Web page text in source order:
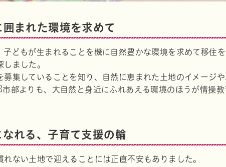
まれた環境を求めて
子どもが生まれることを機に自然豊かな環境を求めて移住
ました。
募集していることを知り、自然に恵まれた土地のイメージ
市部よりも、大自然と身近にふれあえる環境のほうが情操
れる、子育て支援の輪
ない土地で迎えることには正直不安もありました。